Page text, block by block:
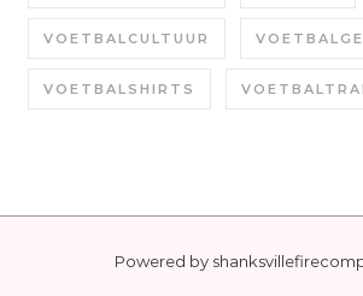
VOETBALCULTUUR
VOETBALSHIRTS
Powered by